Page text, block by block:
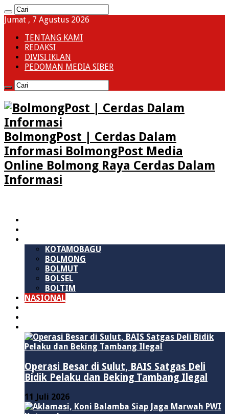
Jumat , 7 Agustus 2026
TENTANG KAMI
REDAKSI
DIVISI IKLAN
PEDOMAN MEDIA SIBER
BolmongPost | Cerdas Dalam
Informasi BolmongPost Media
Online Bolmong Raya Cerdas Dalam
Informasi
KOTAMOBAGU
BOLMONG
BOLMUT
BOLSEL
BOLTIM
NASIONAL
Operasi Besar di Sulut, BAIS Satgas Deli
Bidik Pelaku dan Beking Tambang Ilegal
11 Juli 2026